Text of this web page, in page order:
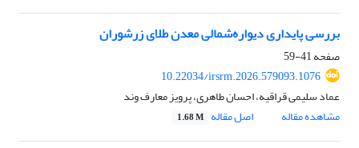
بررسی پایداری دیواره‌شمالی معدن طلای زرشوران
صفحه41-59
10.22034/irsrm.2026.579093.1076
عماد سلیمی قراقیه، احسان طاهری، پرویز معارف وند
مشاهده مقاله
اصل مقاله 1.68 M